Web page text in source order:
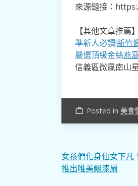
來源鏈接：
【其他文章推薦】
準新人必讀!新竹
嚴選頂級金絲燕
信義區微風南山
work_outline Posted in 美食
文
章
女孩們化身仙女下
推出唯美飄漆扇